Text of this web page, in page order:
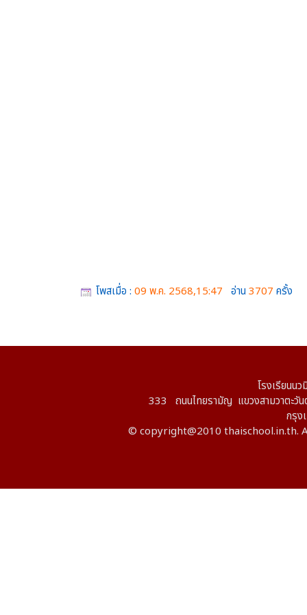
โพสเมื่อ : 09 พ.ค. 2568,15:47 อ่าน 3707 ครั้ง
โรงเรียนน
333 ถนนไทยรามัญ แขวงสามวาตะวันต
กรุง
© copyright@2010 thaischool.in.th.